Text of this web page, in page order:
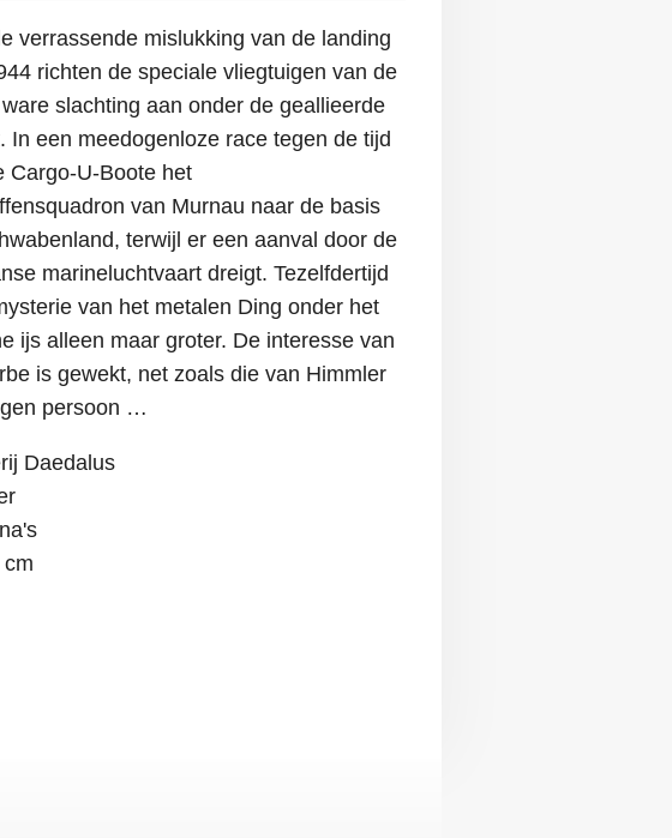
verrassende mislukking van de landing
richten de speciale vliegtuigen van de
ware slachting aan onder de geallieerde
In een meedogenloze race tegen de tijd
Cargo-U-Boote het
van Murnau naar de basis
terwijl er een aanval door de
marineluchtvaart dreigt. Tezelfdertijd
van het metalen Ding onder het
ijs alleen maar groter. De interesse van
is gewekt, net zoals die van Himmler
persoon …
Daedalus